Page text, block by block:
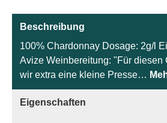
Beschreibung
100% Chardonnay Dosage: 2g/l
Avize Weinbereitung: "Für diesen
wir extra eine kleine Presse…
Eigenschaften